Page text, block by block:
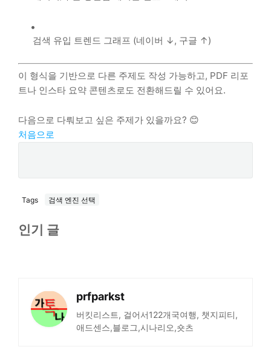
검색 유입 트렌드 그래프 (네이버 ↓, 구글 ↑)
이 형식을 기반으로 다른 주제도 작성 가능하고, PDF 리포
트나 인스타 요약 콘텐츠로도 전환해드릴 수 있어요.
다음으로 다뤄보고 싶은 주제가 있을까요? 😊
처음으로
Tags 검색 엔진 선택
인기 글
prfparkst
버킷리스트, 걸어서122개국여행, 챗지피티,
애드센스,블로그,시나리오,숏츠